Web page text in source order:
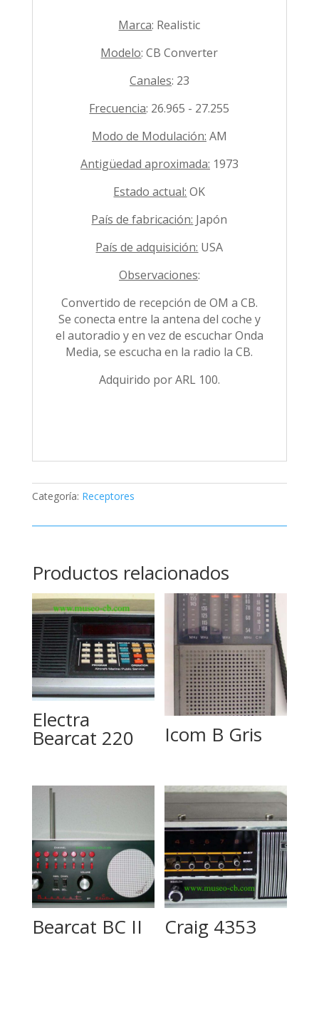
Marca: Realistic
Modelo: CB Converter
Canales: 23
Frecuencia: 26.965 - 27.255
Modo de Modulación: AM
Antigüedad aproximada: 1973
Estado actual: OK
País de fabricación: Japón
País de adquisición: USA
Observaciones:
Convertido de recepción de OM a CB.
Se conecta entre la antena del coche y
el autoradio y en vez de escuchar Onda
Media, se escucha en la radio la CB.
Adquirido por ARL 100.
Categoría: Receptores
Productos relacionados
Electra
Bearcat 220 Icom B Gris
Bearcat BC II Craig 4353